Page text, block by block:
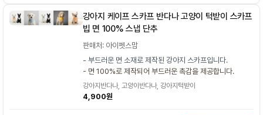
강아지 케이프 스카프 반다나 고양이 턱받이 스카프
빕 면 100% 스냅 단추
판매처: 아이펫스맘
- 부드러운 면 소재로 제작된 강아지 스카프입니다.
- 면 100%로 제작되어 부드러운 촉감을 제공합니다.
강아지반다나, 고양이반다나, 강아지턱받이
4,900원